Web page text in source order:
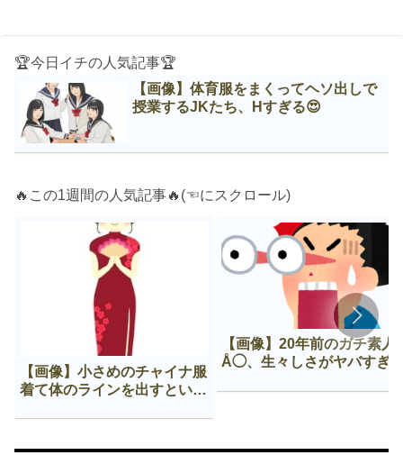
🏆今日イチの人気記事🏆
【画像】体育服をまくってヘソ出しで
授業するJKたち、Нすぎる😍
🔥この1週間の人気記事🔥(☜にスクロール)
【画像】小さめのチャイナ服
着て体のラインを出すという
【画像】20年前のガチ素人
Å◯、生々しさがヤバすぎ